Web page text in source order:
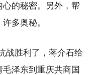
的秘密。另外，帮
多奥秘。
战胜利了，蒋介石给
泽东到重庆共商国